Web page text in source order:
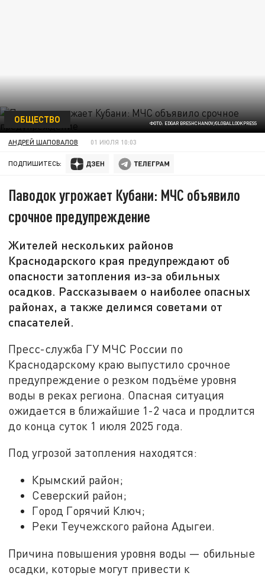
ФОТО: EDGAR BRESHCHANOV/GLOBALLOOKPRESS
ОБЩЕСТВО
АНДРЕЙ ШАПОВАЛОВ 01 ИЮЛЯ 10:03
ПОДПИШИТЕСЬ:
Паводок угрожает Кубани: МЧС объявило
срочное предупреждение
Жителей нескольких районов
Краснодарского края предупреждают об
опасности затопления из-за обильных
осадков. Рассказываем о наиболее опасных
районах, а также делимся советами от
спасателей.
Пресс-служба ГУ МЧС России по
Краснодарскому краю выпустило срочное
предупреждение о резком подъёме уровня
воды в реках региона. Опасная ситуация
ожидается в ближайшие 1-2 часа и продлится
до конца суток 1 июля 2025 года.
Под угрозой затопления находятся:
Крымский район;
Северский район;
Город Горячий Ключ;
Реки Теучежского района Адыгеи.
Причина повышения уровня воды — обильные
осадки, которые могут привести к